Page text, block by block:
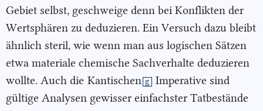
Gebiet selbst, geschweige denn bei Konflikten der
Wertsphären zu deduzieren. Ein Versuch dazu bleibt
ähnlich steril, wie wenn man aus logischen Sätzen
etwa materiale chemische Sachverhalte deduzieren
wollte. Auch die Kantischen g
Imperative sind
gültige Analysen gewisser einfachster Tatbestände